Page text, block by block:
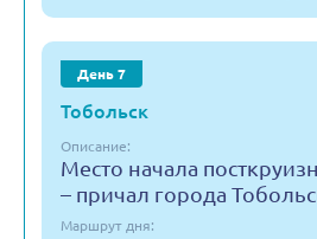
День 7
Тобольск
Описание:
Место начала
– причал города
Маршрут дня: